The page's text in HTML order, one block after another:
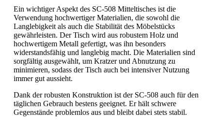
Ein wichtiger Aspekt des SC-508 Mitteltisches ist die
Verwendung hochwertiger Materialien, die sowohl die
Langlebigkeit als auch die Stabilität des Möbelstücks
gewährleisten. Der Tisch wird aus robustem Holz und
hochwertigem Metall gefertigt, was ihn besonders
widerstandsfähig und langlebig macht. Die Materialien sind
sorgfältig ausgewählt, um Kratzer und Abnutzung zu
minimieren, sodass der Tisch auch bei intensiver Nutzung
immer gut aussieht.
Dank der robusten Konstruktion ist der SC-508 auch für den
täglichen Gebrauch bestens geeignet. Er hält schwere
Gegenstände problemlos aus und bleibt dabei stets stabil.